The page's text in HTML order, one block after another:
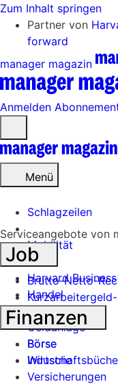
Zum Inhalt springen
Partner von
forward
manager magazin
Anmelden
öffnen
Menü
Schlagzeilen
Mobilität
Tech
Harvard
Handel
Banken
Geldanlage
Börse
Industrie
Serviceangebote von
Job
Brutto-Netto-
Finanzen
Börse
Versicherungen